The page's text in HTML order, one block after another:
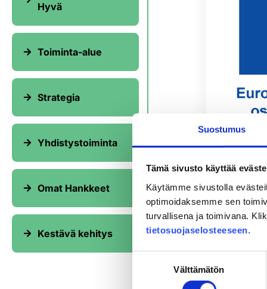
Suostumus
Tämä sivusto käyttää
Käytämme sivustolla
optimoidaksemme sen
turvallisena ja toimivana.
tietosuojaselosteeseen.
Välttämätön
Hyvä
Toiminta-alue
Strategia
Yhdistystoiminta
Omat Hankkeet
Kestävä kehitys
Hanke
Hanke
mukaan
välinen
seudulla
nuorten